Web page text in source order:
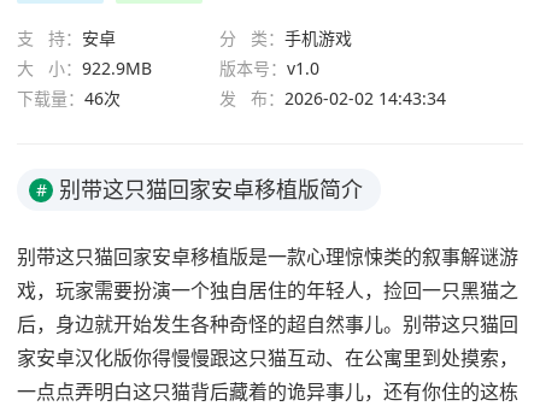
支 持： 安卓 分 类： 手机游戏
大 小： 922.9MB 版本号： v1.0
下载量： 46次 发 布： 2026-02-02 14:43:34
# 别带这只猫回家安卓移植版简介
别带这只猫回家安卓移植版是一款心理惊悚类的叙事解谜游
戏，玩家需要扮演一个独自居住的年轻人，捡回一只黑猫之
后，身边就开始发生各种奇怪的超自然事儿。别带这只猫回
家安卓汉化版你得慢慢跟这只猫互动、在公寓里到处摸索，
一点点弄明白这只猫背后藏着的诡异事儿，还有你住的这栋